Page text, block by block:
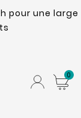
pour une large
0